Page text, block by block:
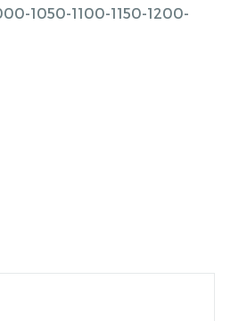
1050-1100-1150-1200-